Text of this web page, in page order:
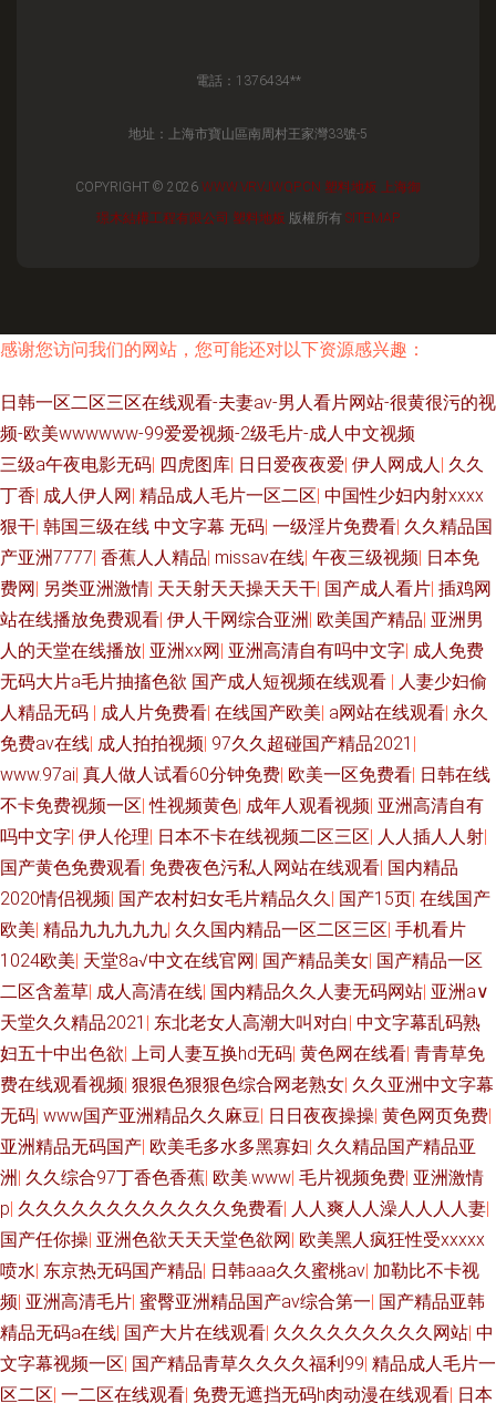
電話：1376434**
地址：上海市寶山區南周村王家灣33號-5
COPYRIGHT © 2026 WWW.VRVJWQP.CN 塑料地板
上海御
璟木結構工程有限公司 塑料地板 版權所有 SITEMAP
感谢您访问我们的网站，您可能还对以下资源感兴趣：
日韩一区二区三区在线观看-夫妻av-男人看片网站-很黄很污的视
频-欧美wwwwww-99爱爱视频-2级毛片-成人中文视频
三级a午夜电影无码| 四虎图库| 日日爱夜夜爱| 伊人网成人| 久久
丁香| 成人伊人网| 精品成人毛片一区二区| 中国性少妇内射xxxx
狠干| 韩国三级在线 中文字幕 无码| 一级淫片免费看| 久久精品国
产亚洲7777| 香蕉人人精品| missav在线| 午夜三级视频| 日本免
费网| 另类亚洲激情| 天天射天天操天天干| 国产成人看片| 插鸡网
站在线播放免费观看| 伊人干网综合亚洲 | 欧美国产精品| 亚洲男
人的天堂在线播放| 亚洲xx网| 亚洲高清自有吗中文字| 成人免费
无码大片a毛片抽搐色欲 国产成人短视频在线观看 | 人妻少妇偷
人精品无码 | 成人片免费看| 在线国产欧美| a网站在线观看| 永久
免费av在线| 成人拍拍视频| 97久久超碰国产精品2021 |
www.97ai| 真人做人试看60分钟免费| 欧美一区免费看| 日韩在线
不卡免费视频一区|性视频黄色| 成年人观看视频| 亚洲高清自有
吗中文字| 伊人伦理| 日本不卡在线视频二区三区| 人人插人人射|
国产黄色免费观看| 免费夜色污私人网站在线观看| 国内精品
2020情侣视频| 国产农村妇女毛片精品久久| 国产15页| 在线国产
欧美| 精品九九九九九| 久久国内精品一区二区三区| 手机看片
1024欧美| 天堂8а√中文在线官网| 国产精品美女| 国产精品一区
二区含羞草| 成人高清在线| 国内精品久久人妻无码网站| 亚洲а∨
天堂久久精品2021 | 东北老女人高潮大叫对白| 中文字幕乱码熟
妇五十中出色欲| 上司人妻互换hd无码| 黄色网在线看| 青青草免
费在线观看视频| 狠狠色狠狠色综合网老熟女| 久久亚洲中文字幕
无码| www国产亚洲精品久久麻豆| 日日夜夜操操| 黄色网页免费|
亚洲精品无码国产| 欧美毛多水多黑寡妇| 久久精品国产精品亚
洲 | 久久综合97丁香色香蕉| 欧美.www| 毛片视频免费| 亚洲激情
p| 久久久久久久久久久久久久免费看| 人人爽人人澡人人人人妻|
国产任你操| 亚洲色欲天天天堂色欲网| 欧美黑人疯狂性受xxxxx
喷水| 东京热无码国产精品| 日韩aaa久久蜜桃av| 加勒比不卡视
频| 亚洲高清毛片| 蜜臀亚洲精品国产aⅴ综合第一| 国产精品亚韩
精品无码a在线| 国产大片在线观看| 久久久久久久久久久网站| 中
文字幕视频一区| 国产精品青草久久久久福利99| 精品成人毛片一
区二区| 一二区在线观看| 免费无遮挡无码h肉动漫在线观看| 日本